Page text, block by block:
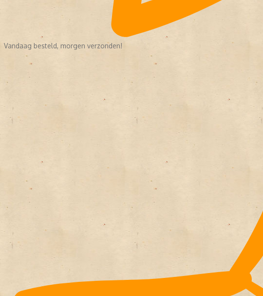
Vandaag besteld, morgen verzonden!